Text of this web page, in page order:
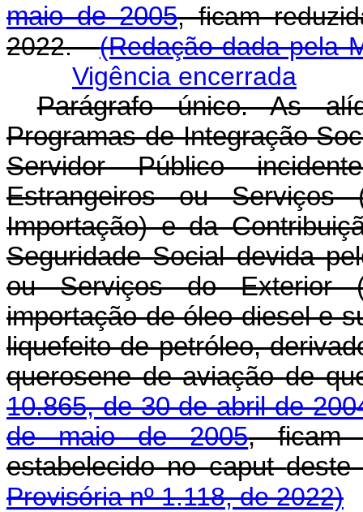
maio de 2005, ficam
2022.(Redação dada pela
Vigência encerrada
Parágrafo único. As
Programas de Integração
Servidor Público
Estrangeiros ou Serviços
Importação) e da
Seguridade Social devida
ou Serviços do Exterior
importação de óleo diesel e
liquefeito de petróleo,
querosene de aviação de
10.865, de 30 de abril de
de maio de 2005, ficam
estabelecido nocaput
Provisória nº 1.118, de 2022)